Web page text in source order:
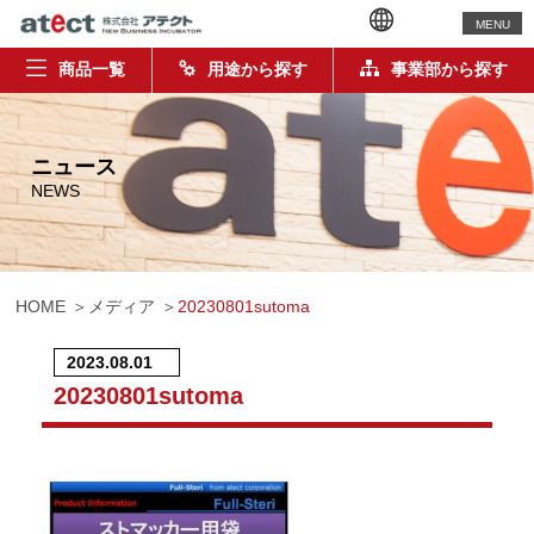
MENU
商品一覧 用途から探す 事業部から探す
ニュース
NEWS
HOME メディア 20230801sutoma
2023.08.01
20230801sutoma